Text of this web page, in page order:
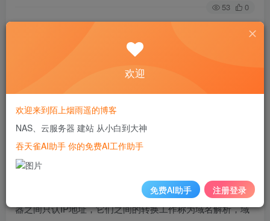
53 0
Name Service) 的缩写，它是由解析器和域名服务器组成
IP地址，并具有将域名转换为IP地址功能的服务器。其中域
采用类似目录树的等级结构。域名服务器为客户机/服务器模
式中的服务器方，它主要有两种形式：主服务器和转发服务
器。将域名映射为IP地址的过程就称为“域名解析”。在
Internet上域名与IP地址之间是一对一（或者多对一）的，也
可采用DNS轮循实现一对多，域名虽然便于人们记忆，但机
器之间只认IP地址，它们之间的转换工作称为域名解析，域
欢迎
欢迎来到陌上烟雨遥的博客
NAS、云服务器 建站 从小白到大神
吞天雀AI助手 你的免费AI工作助手
免费AI助手 注册登录